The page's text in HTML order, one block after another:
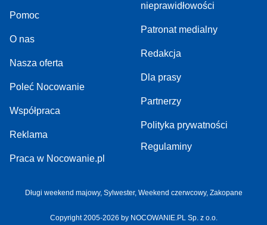
Pomoc
O nas
Nasza oferta
Poleć Nocowanie
Współpraca
Reklama
Praca w Nocowanie.pl
nieprawidłowości
Patronat medialny
Redakcja
Dla prasy
Partnerzy
Polityka prywatności
Regulaminy
Długi weekend majowy, Sylwester, Weekend czerwcowy, Zakopane
Copyright 2005-2026 by NOCOWANIE.PL Sp. z o.o.